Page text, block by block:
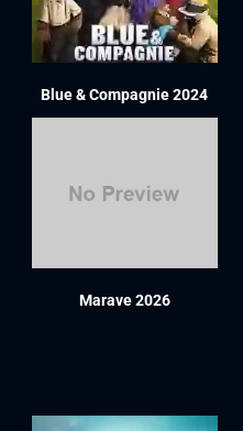
Blue & Compagnie 2024
Marave 2026